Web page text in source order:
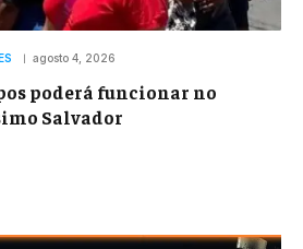
agosto 4, 2026
poderá funcionar no
Salvador